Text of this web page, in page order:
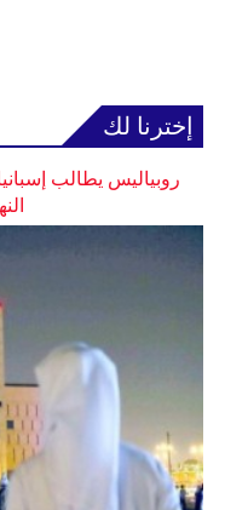
إخترنا لك
روبياليس يطالب